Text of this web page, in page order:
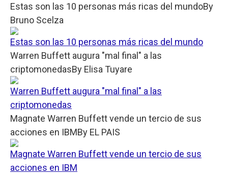
Estas son las 10 personas más ricas del mundoBy
Bruno Scelza
Estas son las 10 personas más ricas del mundo
Warren Buffett augura "mal final" a las
criptomonedasBy Elisa Tuyare
Warren Buffett augura "mal final" a las
criptomonedas
Magnate Warren Buffett vende un tercio de sus
acciones en IBMBy EL PAIS
Magnate Warren Buffett vende un tercio de sus
acciones en IBM